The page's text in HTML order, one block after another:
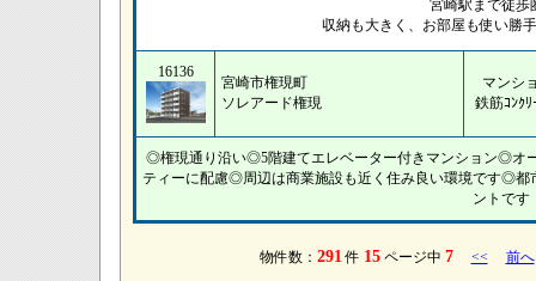
宮崎駅まで徒歩
収納も大きく、お部屋も使い勝
16136
宮崎市権現町
ソレアード権現
マンシ
鉄筋ｺﾝｸﾘ
◎権現通り沿い◎5階建てエレベーター付きマンション◎オ
ティーに配慮◎周辺は商業施設も近く住み良い環境です◎都
ントです
物件数： 291件 15ページ中 7 << 前へ